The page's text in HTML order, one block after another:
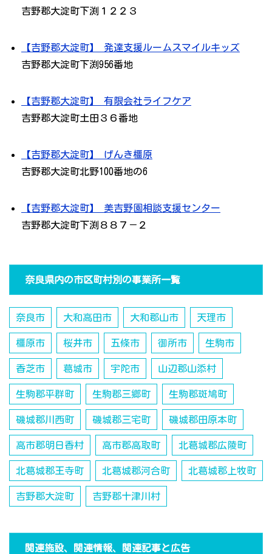
吉野郡大淀町下渕１２２３
【吉野郡大淀町】 発達支援ルームスマイルキッズ
吉野郡大淀町下渕956番地
【吉野郡大淀町】 有限会社ライフケア
吉野郡大淀町土田３６番地
【吉野郡大淀町】 げんき橿原
吉野郡大淀町北野100番地の6
【吉野郡大淀町】 美吉野園相談支援センター
吉野郡大淀町下渕８８７－２
奈良県内の市区町村別の事業所一覧
奈良市 大和高田市 大和郡山市 天理市
橿原市 桜井市 五條市 御所市 生駒市
香芝市 葛城市 宇陀市 山辺郡山添村
生駒郡平群町 生駒郡三郷町 生駒郡斑鳩町
磯城郡川西町 磯城郡三宅町 磯城郡田原本町
高市郡明日香村 高市郡高取町 北葛城郡広陵町
北葛城郡王寺町 北葛城郡河合町 北葛城郡上牧町
吉野郡大淀町 吉野郡十津川村
関連施設、関連情報、関連記事と広告